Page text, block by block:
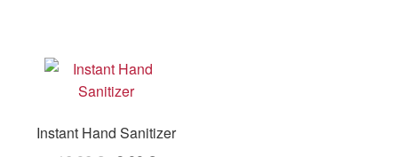
Instant Hand Sanitizer